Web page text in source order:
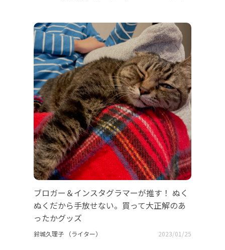
ブロガー＆インスタグラマーが推す！ ぬく
ぬくだから手放せない。買って大正解のあ
ったかグッズ
鈴城久理子 （ライター） 2023/01/25